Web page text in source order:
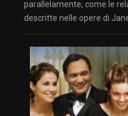
parallelamente, come le
descritte nelle opere di